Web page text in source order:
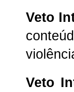
Veto
Veto